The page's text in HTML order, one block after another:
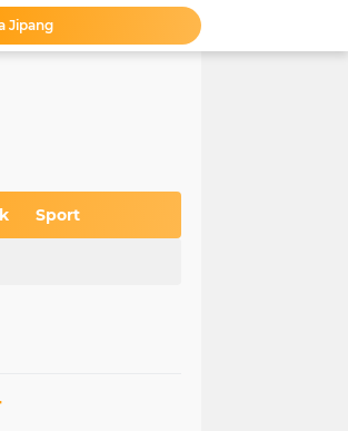
Jipang
Jipang
Desa Panolan
Sport